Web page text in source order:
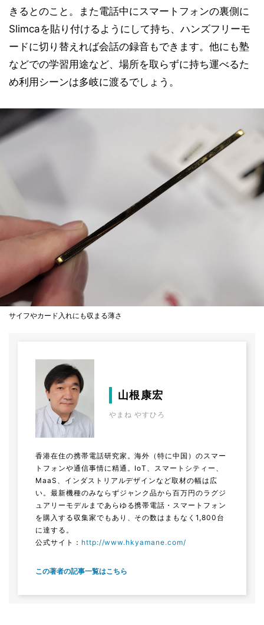
きるとのこと。また電話中にスマートフォンの裏側に
Slimcaを貼り付けるようにして持ち、ハンズフリーモ
ードに切り替えれば会話の録音もできます。他にも塾
などでの学習用途など、場所を取らずに持ち運べるた
め利用シーンは多岐に渡るでしょう。
サイフやカード入れにも収まる薄さ
山根康宏
やまね やすひろ
香港在住の携帯電話研究家。海外（特に中国）のスマー
トフォンや通信事情に精通。IoT、スマートシティー、
MaaS、インダストリアルデザインなど取材の幅は広
い。最新機種のみならずジャンク品から百万円のラグジ
ュアリーモデルまであらゆる携帯電話・スマートフォン
を購入する収集家でもあり、その数はまもなく1,800台
に達する。
公式サイト： http://www.hkyamane.com/
この著者の記事一覧はこちら